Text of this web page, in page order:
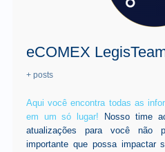
eCOMEX
+ posts
Aqui você encontra todas as
em um só lugar! Nosso time
atualizações para você não
importante que possa impactar